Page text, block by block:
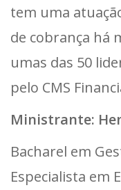
tem uma
de cobrança há
umas das 50
pelo CMS
Ministrante:
Bacharel em
Especialista em